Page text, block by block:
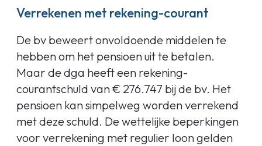
Verrekenen met rekening-courant
De bv beweert onvoldoende middelen te
hebben om het pensioen uit te betalen.
Maar de dga heeft een rekening-
courantschuld van € 276.747 bij de bv. Het
pensioen kan simpelweg worden verrekend
met deze schuld. De wettelijke beperkingen
voor verrekening met regulier loon gelden